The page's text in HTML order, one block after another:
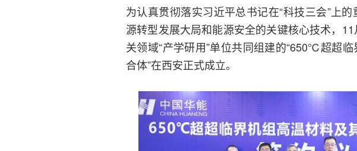
为认真贯彻落实习近平总书记在“科技三会”上
源转型发展大局和能源安全的关键核心技术，
关领域“产学研用”单位共同组建的“650℃超超
合体”在西安正式成立。